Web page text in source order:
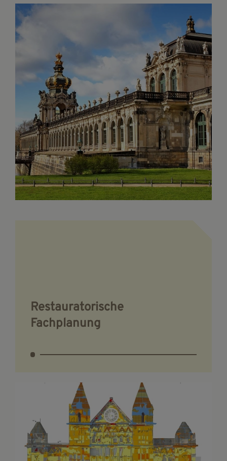
Restauratorische
Fachplanung